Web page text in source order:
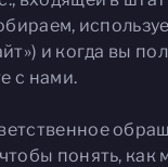
и когда вы
с нами.
понять, как